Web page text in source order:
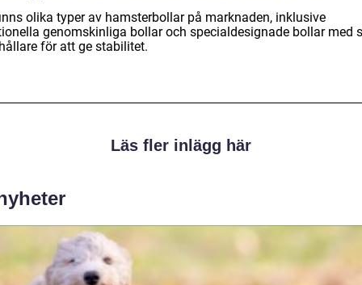
olika typer av hamsterbollar på marknaden, inklusive
genomskinliga bollar och specialdesignade bollar med
för att ge stabilitet.
Läs fler inlägg här